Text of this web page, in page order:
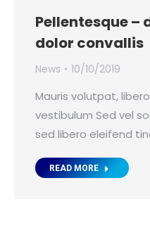
Pellentesque –
dolor convallis
News 10/10/2019
Mauris volutpat,
vestibulum Sed vel
sed libero eleifend
READ MORE